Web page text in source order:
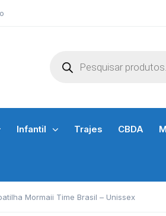
Infantil Trajes CBDA
Mormaii Time Brasil – Unissex